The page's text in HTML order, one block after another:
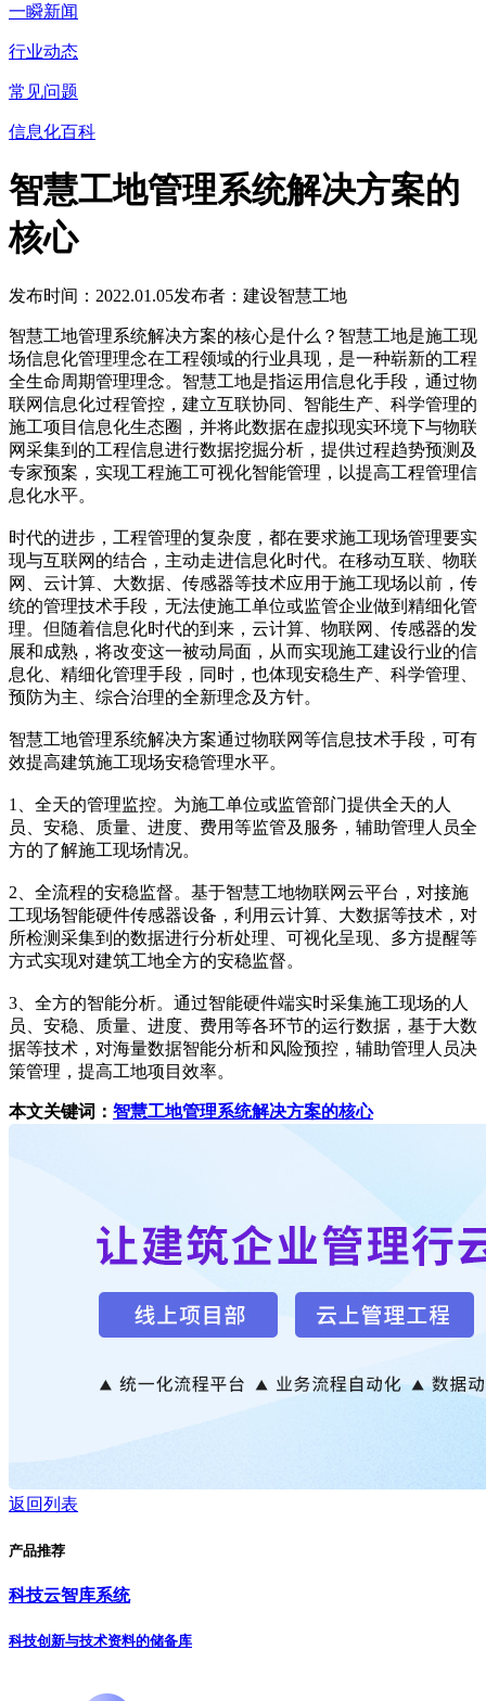
一瞬新闻
行业动态
常见问题
信息化百科
智慧工地管理系统解决方案的
核心
发布时间：2022.01.05发布者：建设智慧工地
智慧工地管理系统解决方案的核心是什么？智慧工地是施工现
场信息化管理理念在工程领域的行业具现，是一种崭新的工程
全生命周期管理理念。智慧工地是指运用信息化手段，通过物
联网信息化过程管控，建立互联协同、智能生产、科学管理的
施工项目信息化生态圈，并将此数据在虚拟现实环境下与物联
网采集到的工程信息进行数据挖掘分析，提供过程趋势预测及
专家预案，实现工程施工可视化智能管理，以提高工程管理信
息化水平。
时代的进步，工程管理的复杂度，都在要求施工现场管理要实
现与互联网的结合，主动走进信息化时代。在移动互联、物联
网、云计算、大数据、传感器等技术应用于施工现场以前，传
统的管理技术手段，无法使施工单位或监管企业做到精细化管
理。但随着信息化时代的到来，云计算、物联网、传感器的发
展和成熟，将改变这一被动局面，从而实现施工建设行业的信
息化、精细化管理手段，同时，也体现安稳生产、科学管理、
预防为主、综合治理的全新理念及方针。
智慧工地管理系统解决方案通过物联网等信息技术手段，可有
效提高建筑施工现场安稳管理水平。
1、全天的管理监控。为施工单位或监管部门提供全天的人
员、安稳、质量、进度、费用等监管及服务，辅助管理人员全
方的了解施工现场情况。
2、全流程的安稳监督。基于智慧工地物联网云平台，对接施
工现场智能硬件传感器设备，利用云计算、大数据等技术，对
所检测采集到的数据进行分析处理、可视化呈现、多方提醒等
方式实现对建筑工地全方的安稳监督。
3、全方的智能分析。通过智能硬件端实时采集施工现场的人
员、安稳、质量、进度、费用等各环节的运行数据，基于大数
据等技术，对海量数据智能分析和风险预控，辅助管理人员决
策管理，提高工地项目效率。
本文关键词： 智慧工地管理系统解决方案的核心
返回列表
产品推荐
科技云智库系统
科技创新与技术资料的储备库